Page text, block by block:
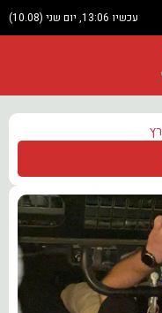
עכשיו 13:06, יום שני (10.08)